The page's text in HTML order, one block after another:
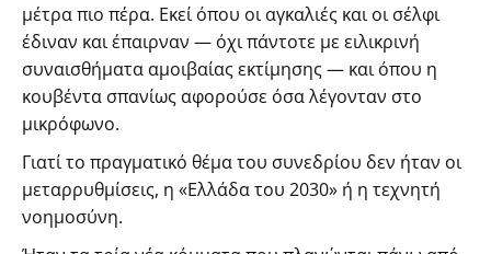
μέτρα πιο πέρα. Εκεί όπου οι αγκαλιές και οι σέλφι
έδιναν και έπαιρναν — όχι πάντοτε με ειλικρινή
συναισθήματα αμοιβαίας εκτίμησης — και όπου η
κουβέντα σπανίως αφορούσε όσα λέγονταν στο
μικρόφωνο.
Γιατί το πραγματικό θέμα του συνεδρίου δεν ήταν οι
μεταρρυθμίσεις, η «Ελλάδα του 2030» ή η τεχνητή
νοημοσύνη.